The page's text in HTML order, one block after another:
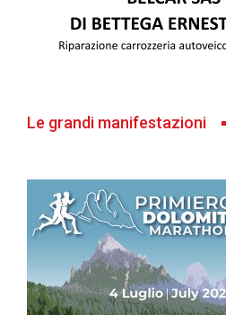
Le grandi manifestazioni